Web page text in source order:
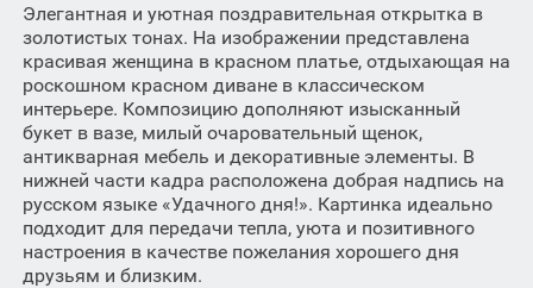
Элегантная и уютная поздравительная открытка в
золотистых тонах. На изображении представлена
красивая женщина в красном платье, отдыхающая на
роскошном красном диване в классическом
интерьере. Композицию дополняют изысканный
букет в вазе, милый очаровательный щенок,
антикварная мебель и декоративные элементы. В
нижней части кадра расположена добрая надпись на
русском языке «Удачного дня!». Картинка идеально
подходит для передачи тепла, уюта и позитивного
настроения в качестве пожелания хорошего дня
друзьям и близким.